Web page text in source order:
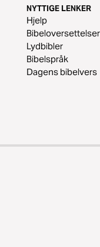
NYTTIGE LENKER
Hjelp
Bibeloversettelser
Lydbibler
Bibelspråk
Dagens bibelvers